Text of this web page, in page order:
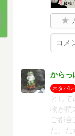
からっ
ネタバレ
とし
物が椚
ご都
た。